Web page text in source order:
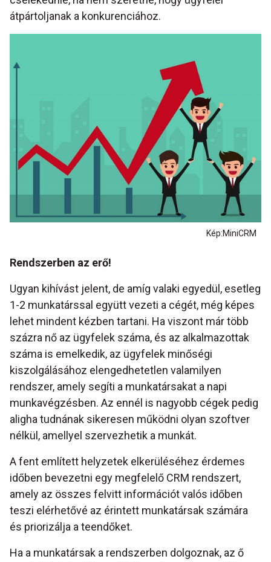
átpártoljanak a konkurenciához.
Kép:MiniCRM
Rendszerben az erő!
Ugyan kihívást jelent, de amíg valaki egyedül, esetleg
1-2 munkatárssal együtt vezeti a cégét, még képes
lehet mindent kézben tartani. Ha viszont már több
százra nő az ügyfelek száma, és az alkalmazottak
száma is emelkedik, az ügyfelek minőségi
kiszolgálásához elengedhetetlen valamilyen
rendszer, amely segíti a munkatársakat a napi
munkavégzésben. Az ennél is nagyobb cégek pedig
aligha tudnának sikeresen működni olyan szoftver
nélkül, amellyel szervezhetik a munkát.
A fent említett helyzetek elkerüléséhez érdemes
időben bevezetni egy megfelelő CRM rendszert,
amely az összes felvitt információt valós időben
teszi elérhetővé az érintett munkatársak számára
és priorizálja a teendőket.
Ha a munkatársak a rendszerben dolgoznak, az ő